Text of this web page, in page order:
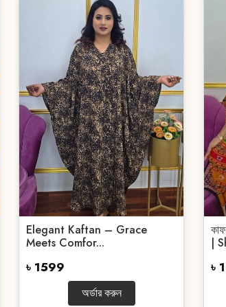
Elegant Kaftan – Grace
Meets Comfor...
৳ 1599
অর্ডার করুন
|
৳